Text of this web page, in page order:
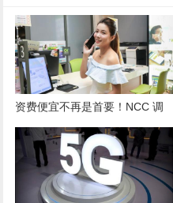
资费便宜不再是首要！NCC 调
查揭民众“携码 NP”最大诱因